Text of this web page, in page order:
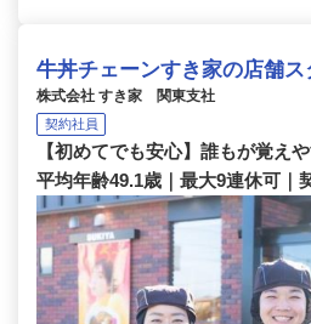
牛丼チェーンすき家の店舗
株式会社 すき家 関東支社
契約社員
【初めてでも安心】誰もが覚え
平均年齢49.1歳｜最大9連休可｜